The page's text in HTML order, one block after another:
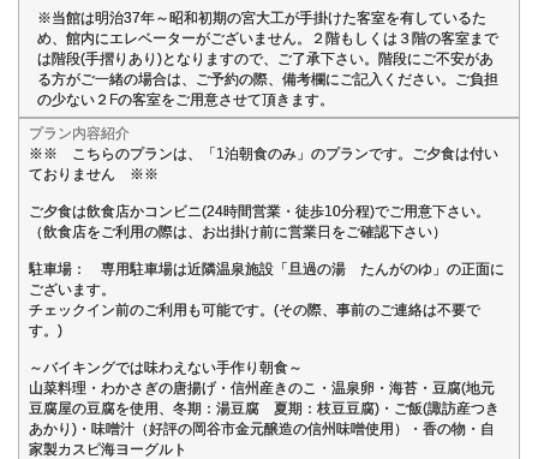
※当館は明治37年～昭和初期の宮大工が手掛けた客室を有しているた
め、館内にエレベーターがございません。２階もしくは３階の客室まで
は階段(手摺りあり)となりますので、ご了承下さい。階段にご不安があ
る方がご一緒の場合は、ご予約の際、備考欄にご記入ください。ご負担
の少ない２Fの客室をご用意させて頂きます。
プラン内容紹介
※※ こちらのプランは、「1泊朝食のみ」のプランです。ご夕食は付い
ておりません ※※
ご夕食は飲食店かコンビニ(24時間営業・徒歩10分程)でご用意下さい。
（飲食店をご利用の際は、お出掛け前に営業日をご確認下さい）
駐車場： 専用駐車場は近隣温泉施設「旦過の湯 たんがのゆ」の正面に
ございます。
チェックイン前のご利用も可能です。(その際、事前のご連絡は不要で
す。)
～バイキングでは味わえない手作り朝食～
山菜料理・わかさぎの唐揚げ・信州産きのこ・温泉卵・海苔・豆腐(地元
豆腐屋の豆腐を使用、冬期：湯豆腐 夏期：枝豆豆腐)・ご飯(諏訪産つき
あかり)・味噌汁（好評の岡谷市金元醸造の信州味噌使用）・香の物・自
家製カスピ海ヨーグルト